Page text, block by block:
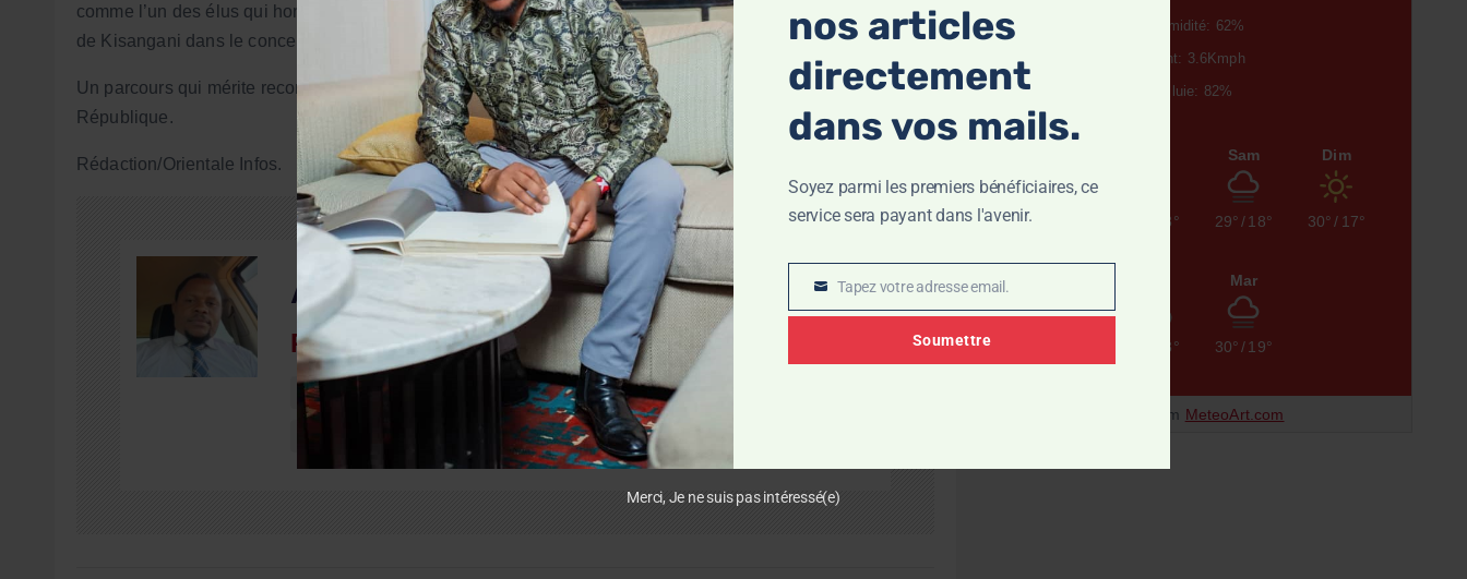
comme l’un des élus qui honorent la confiance placée en eux par la population boyomaise et il fait la fierté
de Kisangani dans le concert des circonscriptions électorales au sein de l’Assemblée Nationale.
Un parcours qui mérite reconnaissance et hommage pour son attachement constant à Kisangani et à la
République.
Rédaction/Orientale Infos.
A propos du Journaliste et Editeur
Robert MBUYI MUKADI
mm@orientaleinfo.com
https://www.orientaleinfo.com
Humidité: 62%
Vent: 3.6Kmph
Pluie: 82%
32° 18°
Sam
29° /18°
Dim
30° / 17°
18°
Mar
30° /19°
Data from MeteoArt.com
nos articles
directement
dans vos mails.
Soyez parmi les premiers bénéficiaires, ce
service sera payant dans l'avenir.
Tapez votre adresse email.
Soumettre
Merci, Je ne suis pas intéressé(e)